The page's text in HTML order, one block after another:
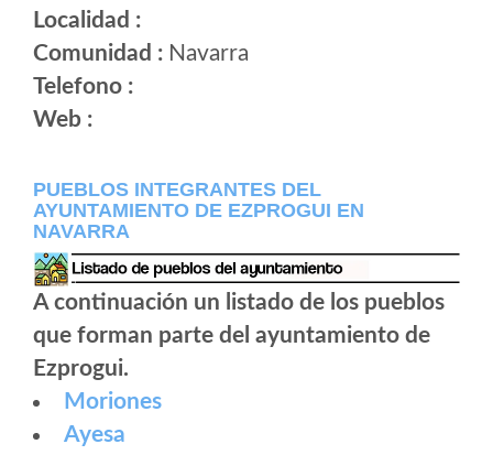
Localidad :
Comunidad : Navarra
Telefono :
Web :
PUEBLOS INTEGRANTES DEL
AYUNTAMIENTO DE EZPROGUI EN
NAVARRA
A continuación un listado de los pueblos
que forman parte del ayuntamiento de
Ezprogui.
Moriones
Ayesa